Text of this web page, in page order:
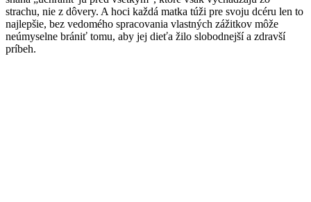
strachu, nie z dôvery. A hoci každá matka túži pre svoju dcéru len to
najlepšie, bez vedomého spracovania vlastných zážitkov môže
neúmyselne brániť tomu, aby jej dieťa žilo slobodnejší a zdravší
príbeh.